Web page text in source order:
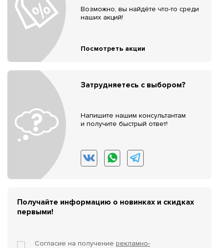
Возможно, вы найдёте что-то среди
наших акций!
Посмотреть акции
Затрудняетесь с выбором?
Напишите нашим консультантам
и получите быстрый ответ!
Получайте информацию о новинках и скидках
первыми!
Согласие на получение рекламно-